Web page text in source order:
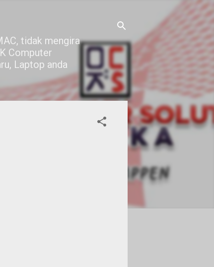
tidak mengira
Computer
Laptop anda